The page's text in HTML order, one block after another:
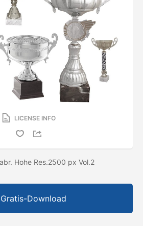
LICENSE INFO
Hohe Res.2500 px Vol.2
Gratis-Download